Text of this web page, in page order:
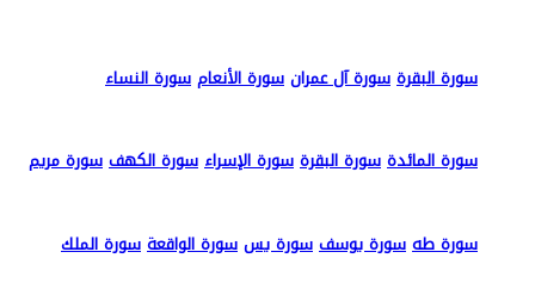
سورة البقرة سورة آل عمران سورة الأنعام سورة النساء
سورة المائدة سورة البقرة سورة الإسراء سورة الكهف سورة مريم
سورة طه سورة يوسف سورة يس سورة الواقعة سورة الملك